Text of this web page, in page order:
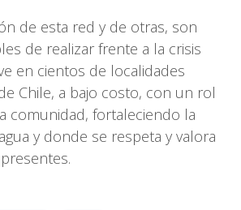
de esta red y de otras, son
de realizar frente a la crisis
en cientos de localidades
Chile, a bajo costo, con un rol
comunidad, fortaleciendo la
y donde se respeta y valora